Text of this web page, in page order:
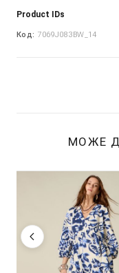
Product IDs
Код: 7069J083BW_14
МОЖЕ